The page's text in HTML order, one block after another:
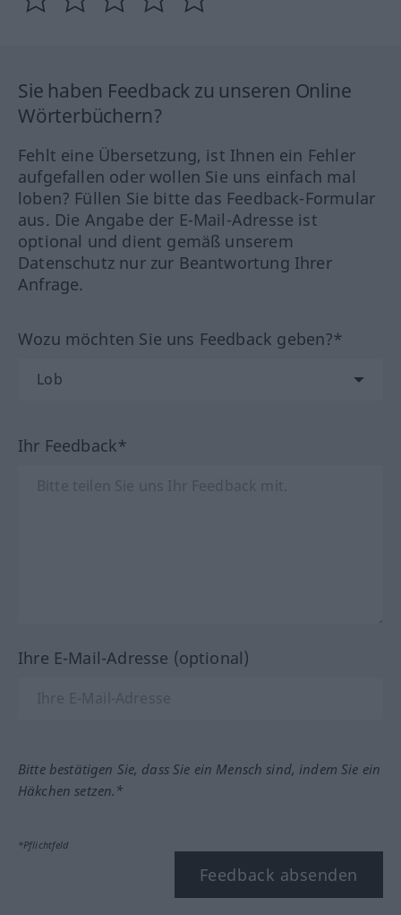
Sie haben Feedback zu unseren Online
Wörterbüchern?
Fehlt eine Übersetzung, ist Ihnen ein Fehler
aufgefallen oder wollen Sie uns einfach mal
loben? Füllen Sie bitte das Feedback-Formular
aus. Die Angabe der E-Mail-Adresse ist
optional und dient gemäß unserem
Datenschutz nur zur Beantwortung Ihrer
Anfrage.
Wozu möchten Sie uns Feedback geben?*
Ihr Feedback*
Ihre E-Mail-Adresse (optional)
Bitte bestätigen Sie, dass Sie ein Mensch sind, indem Sie ein
Häkchen setzen.*
*Pflichtfeld
Feedback absenden